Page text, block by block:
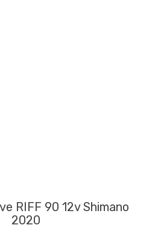
RIFF 90 12v Shimano
2020